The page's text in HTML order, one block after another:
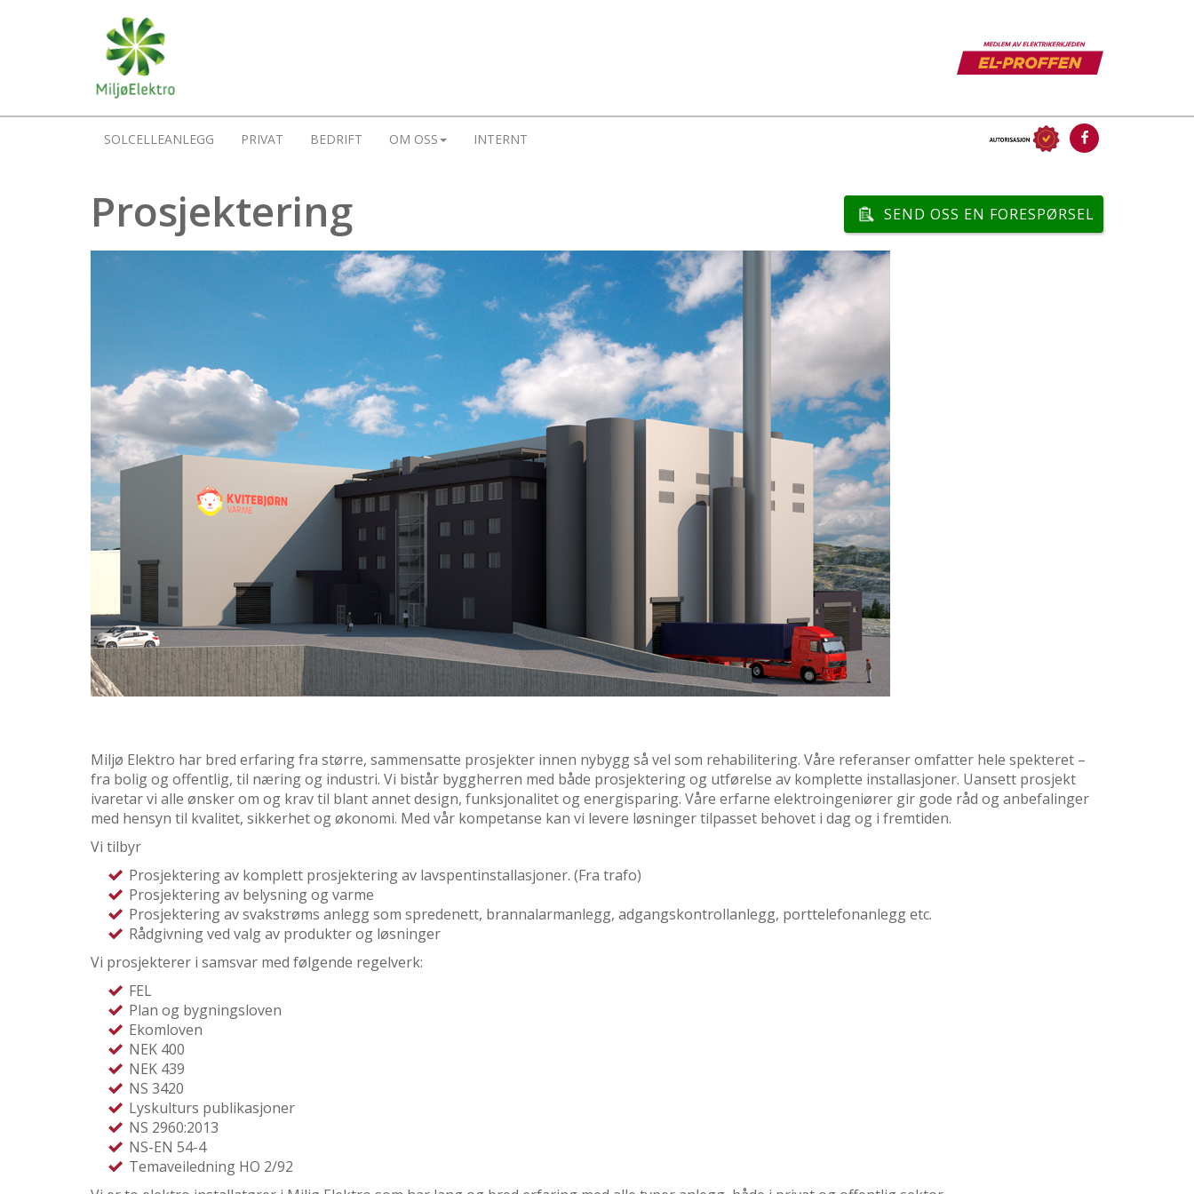
SOLCELLEANLEGG PRIVAT BEDRIFT OM OSS INTERNT
SEND OSS EN FORESPØRSEL
Prosjektering
Miljø Elektro har bred erfaring fra større, sammensatte prosjekter innen nybygg så vel som rehabilitering. Våre referanser omfatter hele spekteret –
fra bolig og offentlig, til næring og industri. Vi bistår byggherren med både prosjektering og utførelse av komplette installasjoner. Uansett prosjekt
ivaretar vi alle ønsker om og krav til blant annet design, funksjonalitet og energisparing. Våre erfarne elektroingeniører gir gode råd og anbefalinger
med hensyn til kvalitet, sikkerhet og økonomi. Med vår kompetanse kan vi levere løsninger tilpasset behovet i dag og i fremtiden.
Vi tilbyr
Prosjektering av komplett prosjektering av lavspentinstallasjoner. (Fra trafo)
Prosjektering av belysning og varme
Prosjektering av svakstrøms anlegg som spredenett, brannalarmanlegg, adgangskontrollanlegg, porttelefonanlegg etc.
Rådgivning ved valg av produkter og løsninger
Vi prosjekterer i samsvar med følgende regelverk:
FEL
Plan og bygningsloven
Ekomloven
NEK 400
NEK 439
NS 3420
Lyskulturs publikasjoner
NS 2960:2013
NS-EN 54-4
Temaveiledning HO 2/92